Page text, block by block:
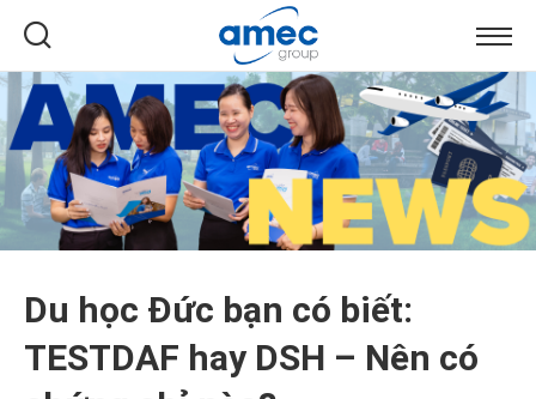
Du học Đức bạn có biết:
TESTDAF hay DSH – Nên có